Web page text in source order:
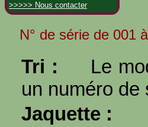
>>>>> Nous contacter
N° de série de 001
Tri :
Le
un numéro de
Jaquette :